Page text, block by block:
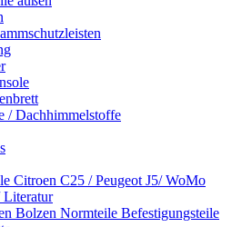
/ Dachhimmelstoffe
Citroen C25 / Peugeot J5/ WoMo
Literatur
Bolzen Normteile Befestigungsteile